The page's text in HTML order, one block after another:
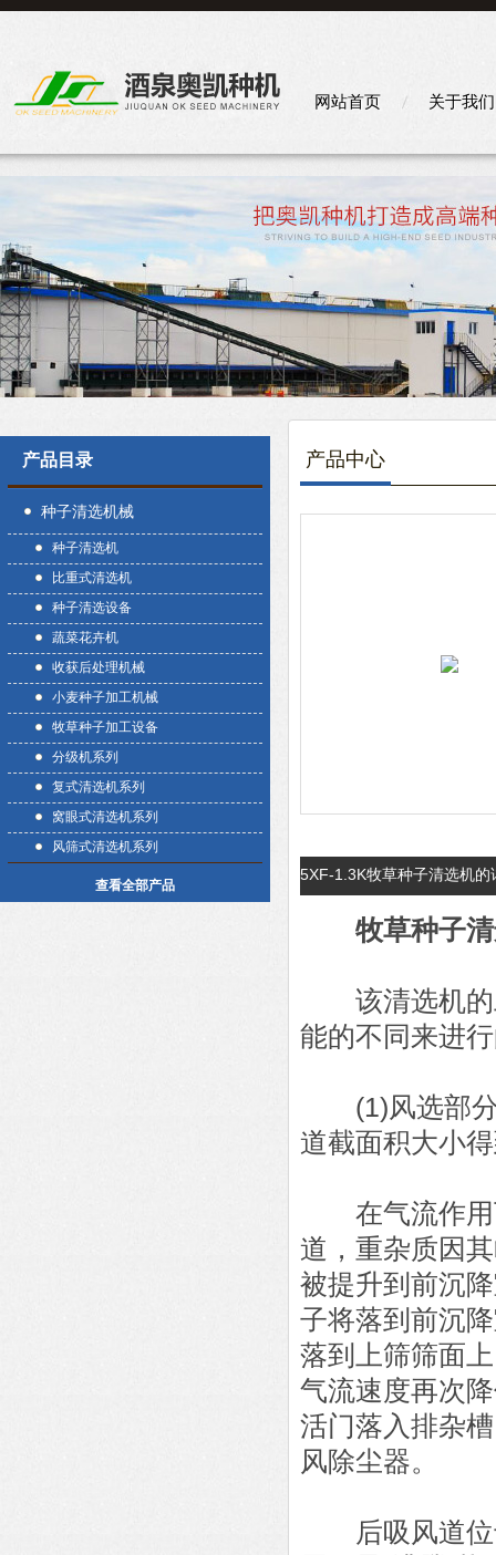
网站首页 关于我们
产品目录
种子清选机械
种子清选机
比重式清选机
种子清选设备
蔬菜花卉机
收获后处理机械
小麦种子加工机械
牧草种子加工设备
分级机系列
复式清选机系列
窝眼式清选机系列
风筛式清选机系列
查看全部产品
产品中心
5XF-1.3K牧草种子清选机的
牧草种子
该清选机的
能的不同来进
(1)风选部分
道截面积大小
在气流作用
道，重杂质因
被提升到前沉
子将落到前沉
落到上筛筛面
气流速度再次
活门落入排杂
风除尘器。
后吸风道位